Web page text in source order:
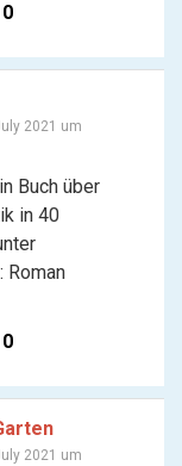
0
2021 um
Buch über
in 40
Roman
0
2021 um